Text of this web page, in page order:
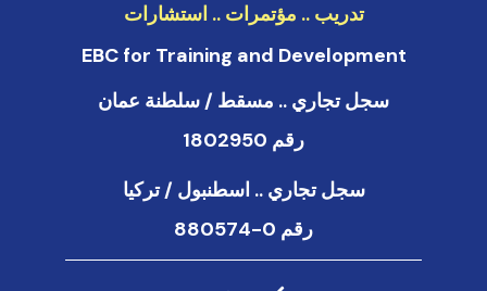
تدريب .. مؤتمرات .. استشارات
EBC for Training and Development
سجل تجاري .. مسقط / سلطنة عمان
رقم 1802950
سجل تجاري .. اسطنبول / تركيا
رقم 0-880574